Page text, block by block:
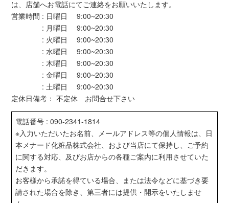
は、店舗へお電話にてご連絡をお願いいたします。
営業時間 : 日曜日 9:00~20:30
: 月曜日 9:00~20:30
: 火曜日 9:00~20:30
: 水曜日 9:00~20:30
: 木曜日 9:00~20:30
: 金曜日 9:00~20:30
: 土曜日 9:00~20:30
定休日備考： 不定休 お問合せ下さい
電話番号 : 090-2341-1814
※入力いただいたお名前、メールアドレス等の個人情報は、日
本メナード化粧品株式会社、および当店にて保持し、ご予約
に関する対応、及びお店からの各種ご案内に利用させていた
だきます。
お客様から承諾を得ている場合、または法令などに基づき要
請された場合を除き、第三者には提供・開示をいたしませ